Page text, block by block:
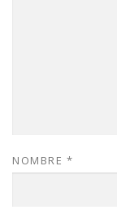
NOMBRE *